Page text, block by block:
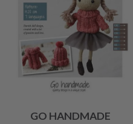
GO HANDMADE